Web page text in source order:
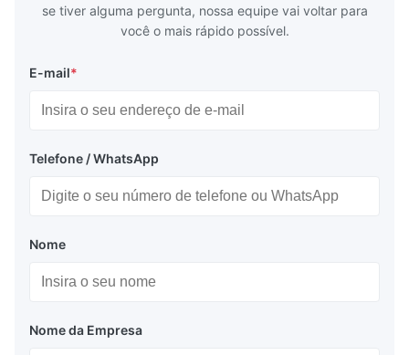
se tiver alguma pergunta, nossa equipe vai voltar para
você o mais rápido possível.
E-mail*
Telefone / WhatsApp
Nome
Nome da Empresa